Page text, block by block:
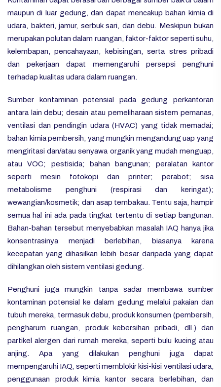
maupun di luar gedung, dan dapat mencakup bahan kimia di
udara, bakteri, jamur, serbuk sari, dan debu. Meskipun bukan
merupakan polutan dalam ruangan, faktor-faktor seperti suhu,
kelembapan, pencahayaan, kebisingan, serta stres pribadi
dan pekerjaan dapat memengaruhi persepsi penghuni
terhadap kualitas udara dalam ruangan.
Sumber kontaminan potensial pada gedung perkantoran
antara lain debu; desain atau pemeliharaan sistem pemanas,
ventilasi dan pendingin udara (HVAC) yang tidak memadai;
bahan kimia pembersih, yang mungkin mengandung uap yang
mengiritasi dan/atau senyawa organik yang mudah menguap,
atau VOC; pestisida; bahan bangunan; peralatan kantor
seperti mesin fotokopi dan printer; perabot; sisa
metabolisme penghuni (respirasi dan keringat);
wewangian/kosmetik; dan asap tembakau. Tentu saja, hampir
semua hal ini ada pada tingkat tertentu di setiap bangunan.
Bahan-bahan tersebut menyebabkan masalah IAQ hanya jika
konsentrasinya menjadi berlebihan, biasanya karena
kecepatan yang dihasilkan lebih besar daripada yang dapat
dihilangkan oleh sistem ventilasi gedung.
Penghuni juga mungkin tanpa sadar membawa sumber
kontaminan potensial ke dalam gedung melalui pakaian dan
tubuh mereka, termasuk debu, produk konsumen (pembersih,
pengharum ruangan, produk kebersihan pribadi, dll.) dan
partikel alergen dari rumah mereka, seperti bulu kucing atau
anjing. Apa yang dilakukan penghuni juga dapat
mempengaruhi IAQ, seperti memblokir kisi-kisi ventilasi udara,
penggunaan produk kimia kantor secara berlebihan, dan